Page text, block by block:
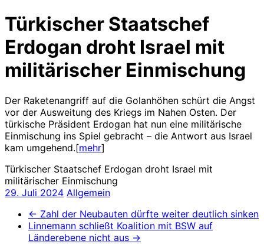
Türkischer Staatschef
Erdogan droht Israel mit
militärischer Einmischung
Der Raketenangriff auf die Golanhöhen schürt die Angst
vor der Ausweitung des Kriegs im Nahen Osten. Der
türkische Präsident Erdogan hat nun eine militärische
Einmischung ins Spiel gebracht – die Antwort aus Israel
kam umgehend.[mehr]
Türkischer Staatschef Erdogan droht Israel mit
militärischer Einmischung
29. Juli 2024 Allgemein
← Zahl der Neubauten dürfte weiter deutlich sinken
Linnemann schließt Koalition mit BSW auf
Länderebene nicht aus →